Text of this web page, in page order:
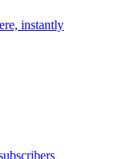
instantly